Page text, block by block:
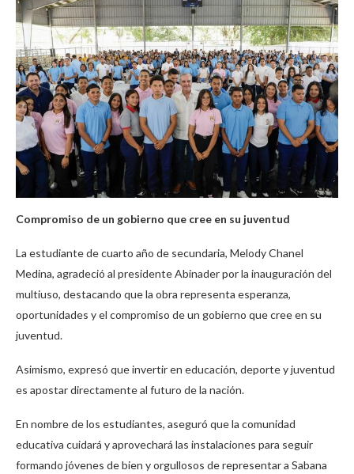
Compromiso de un gobierno que cree en su juventud
La estudiante de cuarto año de secundaria, Melody Chanel
Medina, agradeció al presidente Abinader por la inauguración del
multiuso, destacando que la obra representa esperanza,
oportunidades y el compromiso de un gobierno que cree en su
juventud.
Asimismo, expresó que invertir en educación, deporte y juventud
es apostar directamente al futuro de la nación.
En nombre de los estudiantes, aseguró que la comunidad
educativa cuidará y aprovechará las instalaciones para seguir
formando jóvenes de bien y orgullosos de representar a Sabana